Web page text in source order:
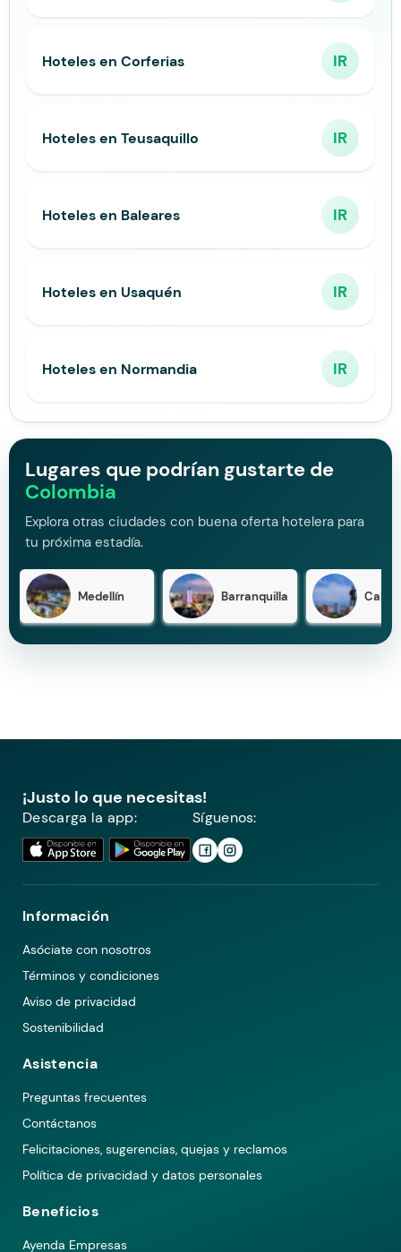
Hoteles en Corferias IR
Hoteles en Teusaquillo IR
Hoteles en Baleares IR
Hoteles en Usaquén IR
Hoteles en Normandia IR
Lugares que podrían gustarte de
Colombia
Explora otras ciudades con buena oferta hotelera para
tu próxima estadía.
Medellín Barranquilla Cali
¡Justo lo que necesitas!
Descarga la app: Síguenos:
Información
Asóciate con nosotros
Términos y condiciones
Aviso de privacidad
Sostenibilidad
Asistencia
Preguntas frecuentes
Contáctanos
Felicitaciones, sugerencias, quejas y reclamos
Política de privacidad y datos personales
Beneficios
Ayenda Empresas